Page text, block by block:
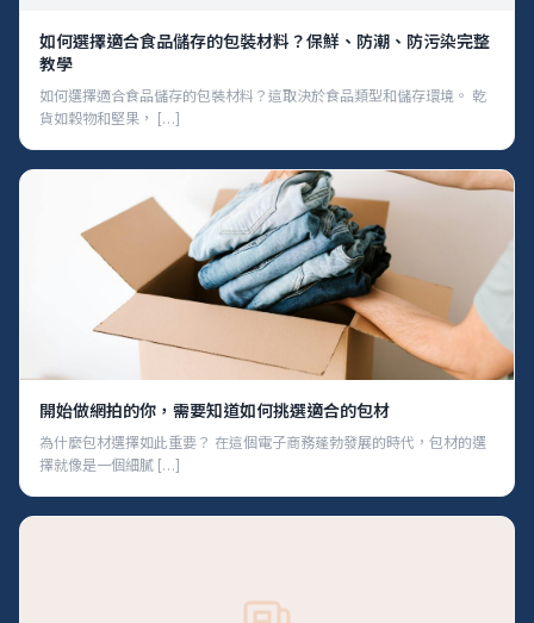
如何選擇適合食品儲存的包裝材料？保鮮、防潮、防污染完整
教學
如何選擇適合食品儲存的包裝材料？這取決於食品類型和儲存環境。 乾
貨如穀物和堅果， […]
開始做網拍的你，需要知道如何挑選適合的包材
為什麼包材選擇如此重要？ 在這個電子商務蓬勃發展的時代，包材的選
擇就像是一個細膩 […]